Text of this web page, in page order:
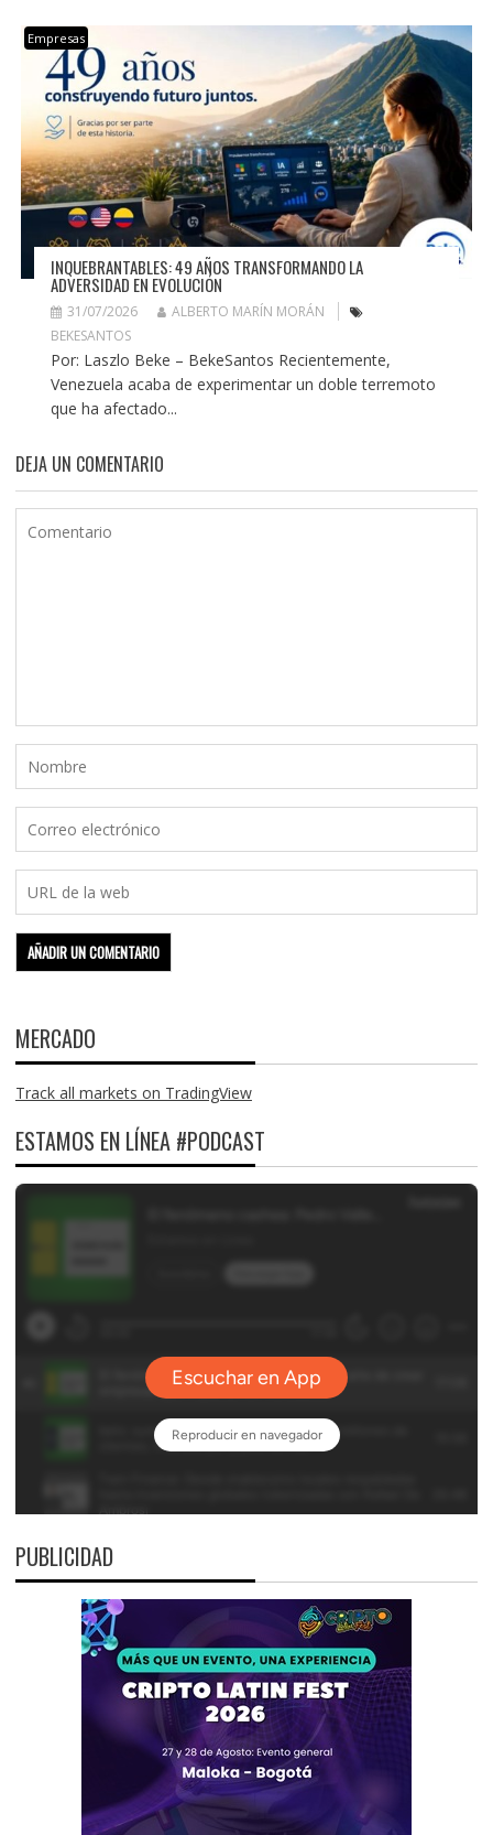
Empresas
INQUEBRANTABLES: 49 AÑOS TRANSFORMANDO LA
ADVERSIDAD EN EVOLUCIÓN
31/07/2026
ALBERTO MARÍN MORÁN
BEKESANTOS
Por: Laszlo Beke – BekeSantos Recientemente,
Venezuela acaba de experimentar un doble terremoto
que ha afectado...
DEJA UN COMENTARIO
MERCADO
Track all markets on TradingView
ESTAMOS EN LÍNEA #PODCAST
PUBLICIDAD